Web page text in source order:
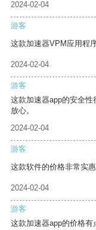
2024-02-04
游客
这款加速器VPM应用程
2024-02-04
游客
这款加速器app的安全
放心。
2024-02-04
游客
这款软件的价格非常实惠
2024-02-04
游客
这款加速器app的价格